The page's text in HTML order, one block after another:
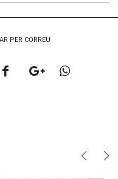
PER CORREU
CompartirCompartir